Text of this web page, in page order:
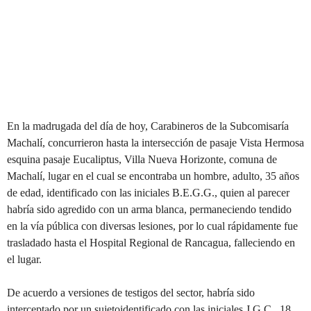
En la madrugada del día de hoy, Carabineros de la Subcomisaría
Machalí, concurrieron hasta la intersección de pasaje Vista Hermosa
esquina pasaje Eucaliptus, Villa Nueva Horizonte, comuna de
Machalí, lugar en el cual se encontraba un hombre, adulto, 35 años
de edad, identificado con las iniciales B.E.G.G., quien al parecer
habría sido agredido con un arma blanca, permaneciendo tendido
en la vía pública con diversas lesiones, por lo cual rápidamente fue
trasladado hasta el Hospital Regional de Rancagua, falleciendo en
el lugar.
De acuerdo a versiones de testigos del sector, habría sido